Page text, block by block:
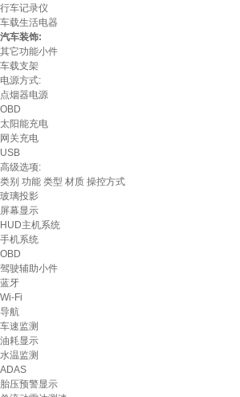
行车记录仪
车载生活电器
汽车装饰:
其它功能小件
车载支架
电源方式:
点烟器电源
OBD
太阳能充电
网关充电
USB
高级选项:
类别 功能 类型 材质 操控方式
玻璃投影
屏幕显示
HUD主机系统
手机系统
OBD
驾驶辅助小件
蓝牙
Wi-Fi
导航
车速监测
油耗显示
水温监测
ADAS
胎压预警显示